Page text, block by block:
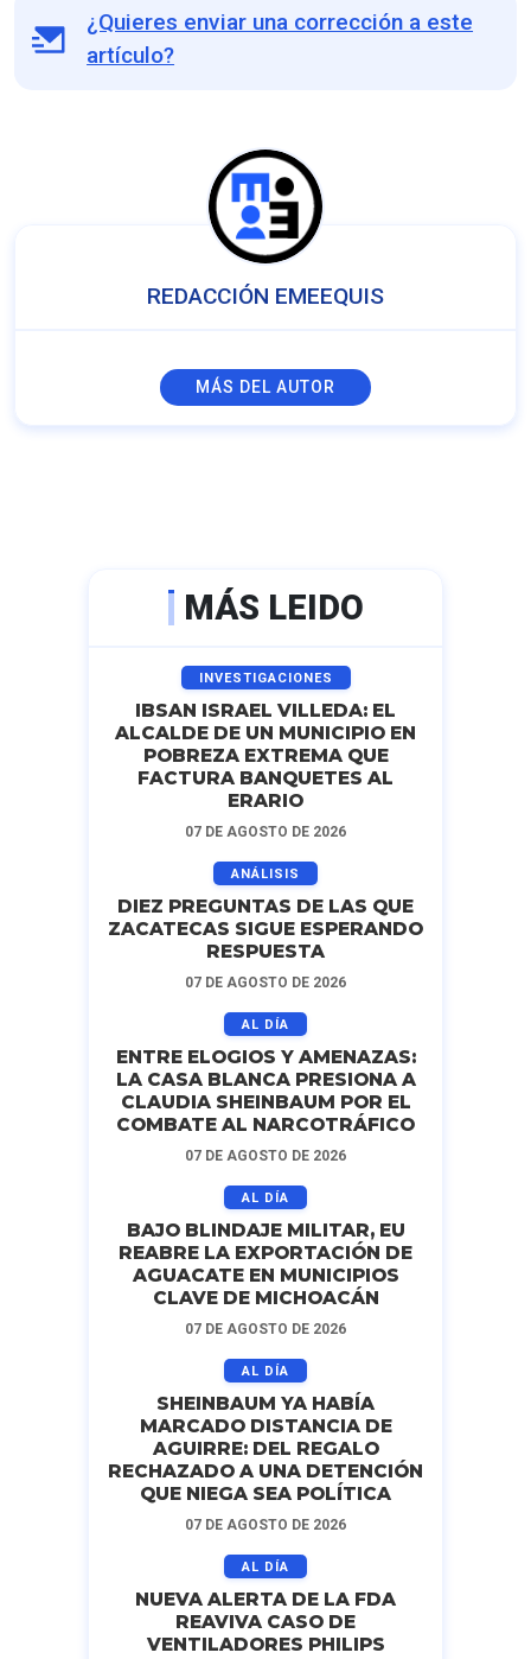
¿Quieres enviar una corrección a este
artículo?
REDACCIÓN EMEEQUIS
MÁS DEL AUTOR
MÁS LEIDO
INVESTIGACIONES
IBSAN ISRAEL VILLEDA: EL
ALCALDE DE UN MUNICIPIO EN
POBREZA EXTREMA QUE
FACTURA BANQUETES AL
ERARIO
07 DE AGOSTO DE 2026
ANÁLISIS
DIEZ PREGUNTAS DE LAS QUE
ZACATECAS SIGUE ESPERANDO
RESPUESTA
07 DE AGOSTO DE 2026
AL DÍA
ENTRE ELOGIOS Y AMENAZAS:
LA CASA BLANCA PRESIONA A
CLAUDIA SHEINBAUM POR EL
COMBATE AL NARCOTRÁFICO
07 DE AGOSTO DE 2026
AL DÍA
BAJO BLINDAJE MILITAR, EU
REABRE LA EXPORTACIÓN DE
AGUACATE EN MUNICIPIOS
CLAVE DE MICHOACÁN
07 DE AGOSTO DE 2026
AL DÍA
SHEINBAUM YA HABÍA
MARCADO DISTANCIA DE
AGUIRRE: DEL REGALO
RECHAZADO A UNA DETENCIÓN
QUE NIEGA SEA POLÍTICA
07 DE AGOSTO DE 2026
AL DÍA
NUEVA ALERTA DE LA FDA
REAVIVA CASO DE
VENTILADORES PHILIPS